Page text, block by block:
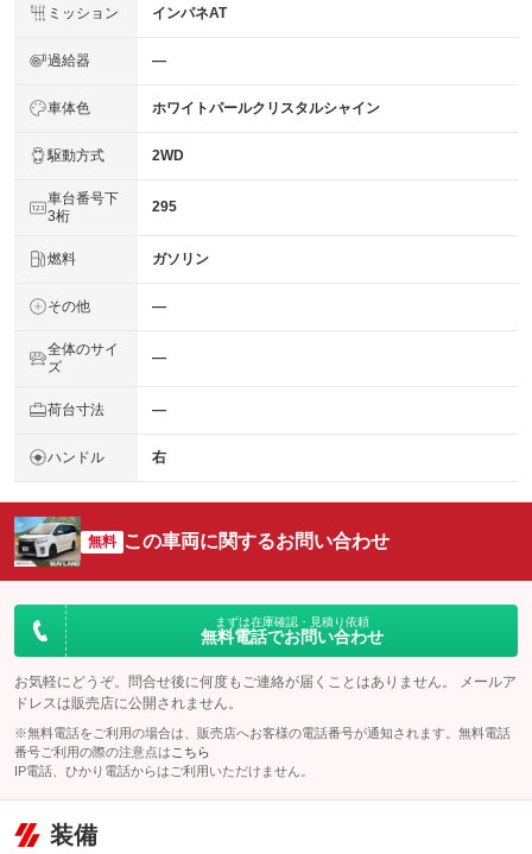
ミッション インパネAT
過給器 ―
車体色 ホワイトパールクリスタルシャイン
駆動方式 2WD
車台番号下
3桁
295
燃料 ガソリン
その他 ―
全体のサイ
ズ
―
荷台寸法 ―
ハンドル 右
無料 この車両に関するお問い合わせ
まずは在庫確認・見積り依頼
無料電話でお問い合わせ
お気軽にどうぞ。問合せ後に何度もご連絡が届くことはありません。 メールア
ドレスは販売店に公開されません。
※無料電話をご利用の場合は、販売店へお客様の電話番号が通知されます。無料電話
番号ご利用の際の注意点は こちら
IP電話、ひかり電話からはご利用いただけません。
装備